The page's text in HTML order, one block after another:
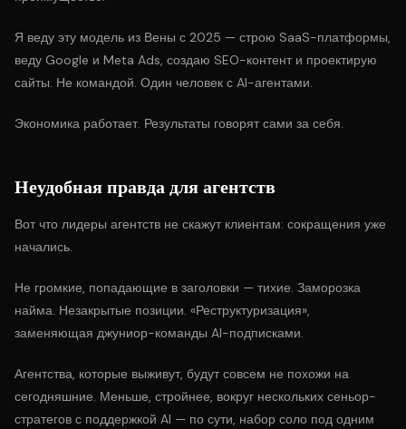
Я веду эту модель из Вены с 2025 — строю SaaS-платформы,
веду Google и Meta Ads, создаю SEO-контент и проектирую
сайты. Не командой. Один человек с AI-агентами.
Экономика работает. Результаты говорят сами за себя.
Неудобная правда для агентств
Вот что лидеры агентств не скажут клиентам: сокращения уже
начались.
Не громкие, попадающие в заголовки — тихие. Заморозка
найма. Незакрытые позиции. «Реструктуризация»,
заменяющая джуниор-команды AI-подписками.
Агентства, которые выживут, будут совсем не похожи на
сегодняшние. Меньше, стройнее, вокруг нескольких сеньор-
стратегов с поддержкой AI — по сути, набор соло под одним